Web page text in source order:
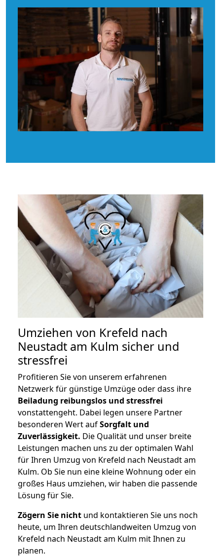
Umziehen von Krefeld nach
Neustadt am Kulm sicher und
stressfrei
Profitieren Sie von unserem erfahrenen
Netzwerk für günstige Umzüge oder dass ihre
Beiladung reibungslos und stressfrei
vonstattengeht. Dabei legen unsere Partner
besonderen Wert aufSorgfalt und
Zuverlässigkeit. Die Qualität und unser breite
Leistungen machen uns zu der optimalen Wahl
für Ihren Umzug von Krefeld nach Neustadt am
Kulm. Ob Sie nun eine kleine Wohnung oder ein
großes Haus umziehen, wir haben die passende
Lösung für Sie.
Zögern Sie nicht und kontaktieren Sie uns noch
heute, um Ihren deutschlandweiten Umzug von
Krefeld nach Neustadt am Kulm mit Ihnen zu
planen.